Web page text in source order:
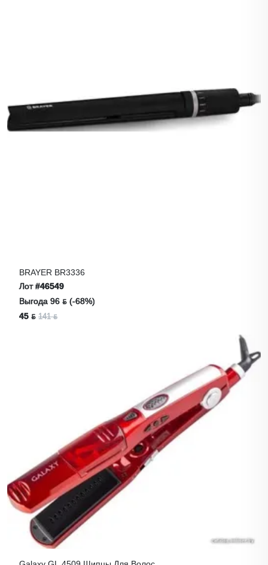
BRAYER BR3336
Лот#46549
Выгода 96 ƃ (-68%)
45 ƃ 141 ƃ